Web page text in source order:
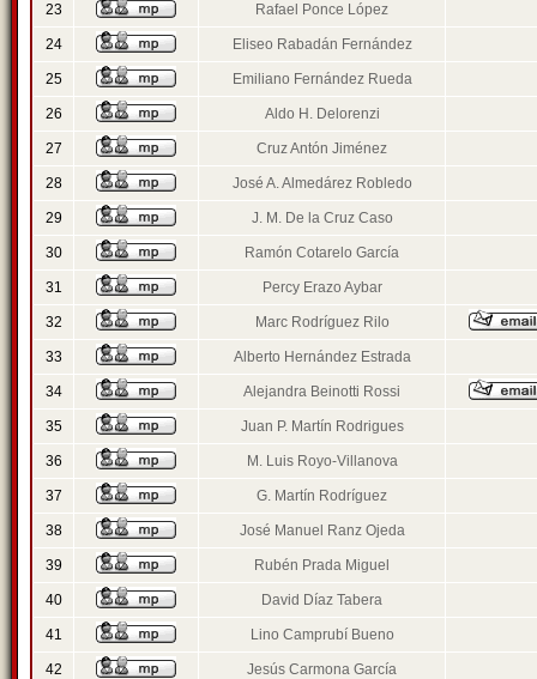
23 Rafael Ponce López
24 Eliseo Rabadán Fernández
25 Emiliano Fernández Rueda
26 Aldo H. Delorenzi
27 Cruz Antón Jiménez
28 José A. Almedárez Robledo
29 J. M. De la Cruz Caso
30 Ramón Cotarelo García
31 Percy Erazo Aybar
32 Marc Rodríguez Rilo
33 Alberto Hernández Estrada
34 Alejandra Beinotti Rossi
35 Juan P. Martín Rodrigues
36 M. Luis Royo-Villanova
37 G. Martín Rodríguez
38 José Manuel Ranz Ojeda
39 Rubén Prada Miguel
40 David Díaz Tabera
41 Lino Camprubí Bueno
42 Jesús Carmona García